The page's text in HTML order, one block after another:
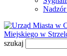
Nadzór
Miejskiego w
szukaj